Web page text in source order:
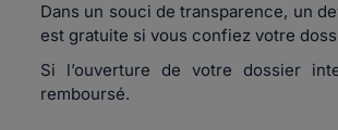
Dans un souci de transparence, un
est gratuite si vous confiez votre
Si l’ouverture de votre dossier
remboursé.